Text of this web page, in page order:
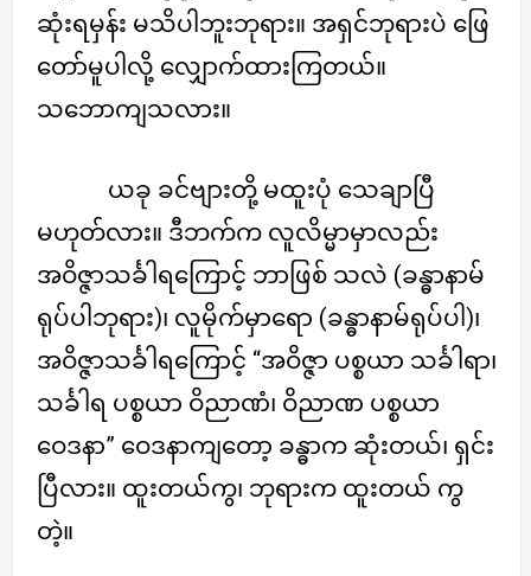
ဆုံးရမှန်း မသိပါဘူးဘုရား။ အရှင်ဘုရားပဲ ဖြေ
တော်မူပါလို့ လျှောက်ထားကြတယ်။
သဘောကျသလား။
ယခု ခင်ဗျားတို့ မထူးပုံ သေချာပြီ
မဟုတ်လား။ ဒီဘက်က လူလိမ္မာမှာလည်း
အဝိဇ္ဇာသင်္ခါရကြောင့် ဘာဖြစ် သလဲ (ခန္ဓာနာမ်
ရုပ်ပါဘုရား)၊ လူမိုက်မှာရော (ခန္ဓာနာမ်ရုပ်ပါ)၊
အဝိဇ္ဇာသင်္ခါရကြောင့် “အဝိဇ္ဇာ ပစ္စယာ သင်္ခါရာ၊
သင်္ခါရ ပစ္စယာ ဝိညာဏံ၊ ဝိညာဏ ပစ္စယာ
ဝေဒနာ” ဝေဒနာကျတော့ ခန္ဓာက ဆုံးတယ်၊ ရှင်း
ပြီလား။ ထူးတယ်ကွ၊ ဘုရားက ထူးတယ် ကွ
တဲ့။